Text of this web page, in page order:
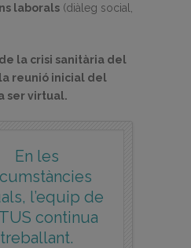
laborals (diàleg social,
la crisi sanitària del
la reunió inicial del
ser virtual.
En les
l’equip de
continua
treballant.